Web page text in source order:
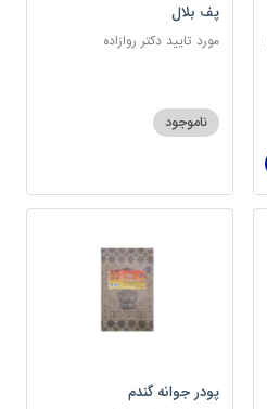
پف بلال
مورد تایید دکتر روازاده
ناموجود
پودر جوانه گندم